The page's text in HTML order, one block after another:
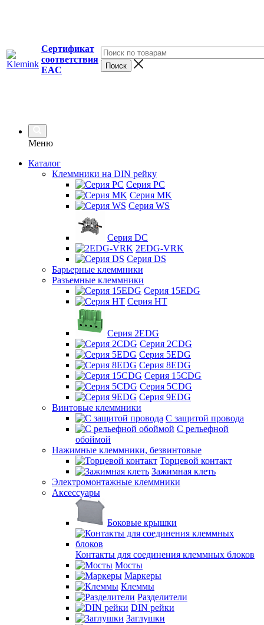
Сертификат
соответствия
EAC
Меню
Каталог
Клеммники на DIN рейку
Серия PC
Серия MK
Серия WS
Серия DC
2EDG-VRK
Серия DS
Барьерные клеммники
Разъемные клеммники
Серия 15EDG
Серия HT
Серия 2EDG
Серия 2CDG
Серия 5EDG
Серия 8EDG
Серия 15CDG
Серия 5CDG
Серия 9EDG
Винтовые клеммники
С защитой провода
C рельефной
обоймой
Нажимные клеммники, безвинтовые
Торцевой контакт
Зажимная клеть
Электромонтажные клеммники
Аксессуары
Боковые крышки
Контакты для соединения клеммных блоков
Мосты
Маркеры
Клеммы
Разделители
DIN рейки
Заглушки